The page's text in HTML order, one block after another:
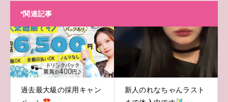
*関連記事
過去最大級の採用キャン
新人のれなちゃんラスト